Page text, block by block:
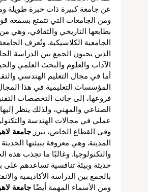
عن جامعة كبيرة ذات خبرة طويلة
ومن الجامعات التي تتمتع بسمعة
بطابعها التاريخي والثقافي، وهي
الجامعية الكلاسيكية. وتُعرف
الذين يحبون الجمع بين الدراسة
الآداب والعلوم والبحث العلمي
أما في مجال التعليم الهندسي
المؤسسات التعليمية في هذا
فروعها، إلى جانب التخصصات
الصناعي والمهني، ولذلك ينظر
عملي في مجالات الهندسة
وفي القطاع الخاص، تبرز جامعة
المدينة. وهي معروفة ببيئتها
والتكنولوجيا. وغالبًا ما تجذب
حديثة وبيئة تنافسية تساعدهم على
بالجمع بين الدراسة الأكاديمية
ومن الأسماء المهمة أيضًا جامعة